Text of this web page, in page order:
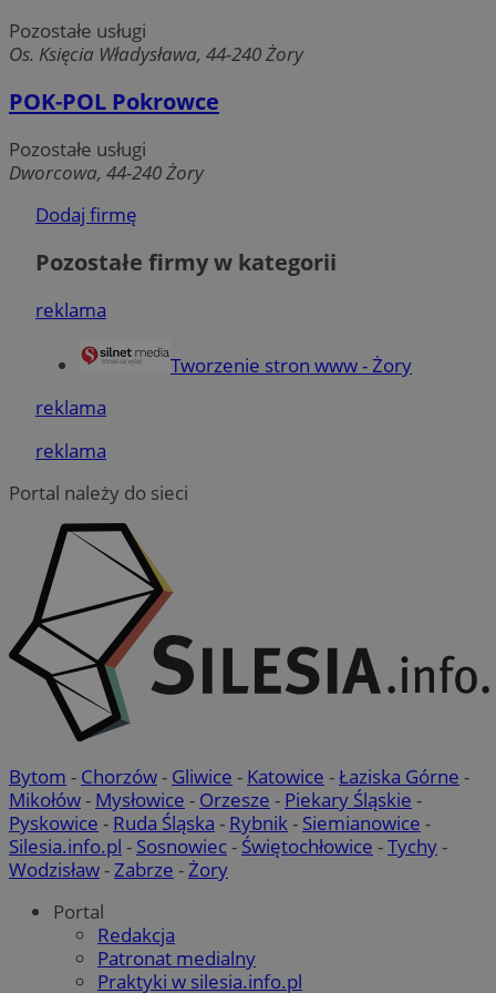
Pozostałe usługi
Os. Księcia Władysława, 44-240 Żory
POK-POL Pokrowce
Pozostałe usługi
Dworcowa, 44-240 Żory
Dodaj firmę
Pozostałe firmy w kategorii
reklama
Tworzenie stron www - Żory
reklama
reklama
Portal należy do sieci
Bytom - Chorzów- Gliwice - Katowice -Łaziska Górne -
Mikołów- Mysłowice - Orzesze - Piekary Śląskie -
Pyskowice - Ruda Śląska - Rybnik- Siemianowice -
Silesia.info.pl - Sosnowiec- Świętochłowice -Tychy-
Wodzisław-Zabrze -Żory
Portal
Redakcja
Patronat medialny
Praktyki w silesia.info.pl
korzystać ze strony internetowej.
SessID
MvSessID zory.com.pl
__cf_bm
Cloudflare Inc.
.temu.com
suid
.simpli.fi
INGRESSCOOKIE
Policy